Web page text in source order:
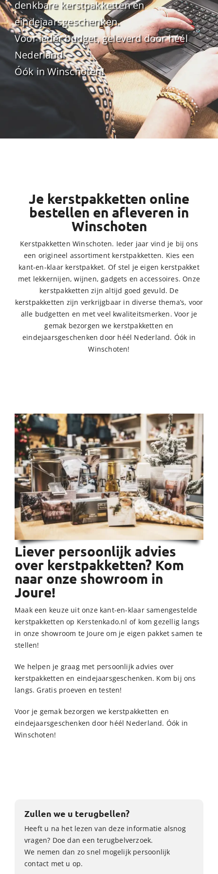
denkbare kerstpakketten en
eindejaarsgeschenken.
Voor ieder budget, geleverd door héél
Nederland.
Óók in Winschoten!
Je kerstpakketten online
bestellen en afleveren in
Winschoten
Kerstpakketten Winschoten. Ieder jaar vind je bij ons
een origineel assortiment kerstpakketten. Kies een
kant-en-klaar kerstpakket. Of stel je eigen kerstpakket
met lekkernijen, wijnen, gadgets en accessoires. Onze
kerstpakketten zijn altijd goed gevuld. De
kerstpakketten zijn verkrijgbaar in diverse thema’s, voor
alle budgetten en met veel kwaliteitsmerken. Voor je
gemak bezorgen we kerstpakketten en
eindejaarsgeschenken door héél Nederland. Óók in
Winschoten!
Liever persoonlijk advies
over kerstpakketten? Kom
naar onze showroom in
Joure!
Maak een keuze uit onze kant-en-klaar samengestelde
kerstpakketten op Kerstenkado.nl of kom gezellig langs
in onze showroom te Joure om je eigen pakket samen te
stellen!
We helpen je graag met persoonlijk advies over
kerstpakketten en eindejaarsgeschenken. Kom bij ons
langs. Gratis proeven en testen!
Voor je gemak bezorgen we kerstpakketten en
eindejaarsgeschenken door héél Nederland. Óók in
Winschoten!
Zullen we u terugbellen?
Heeft u na het lezen van deze informatie alsnog
vragen? Doe dan een terugbelverzoek.
We nemen dan zo snel mogelijk persoonlijk
contact met u op.